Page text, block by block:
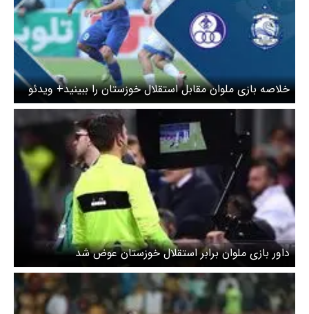
خلاصه بازی ملوان مقابل استقلال خوزستان را ببینید+ ویدئو
داور بازی ملوان برابر استقلال خوزستان عوض شد